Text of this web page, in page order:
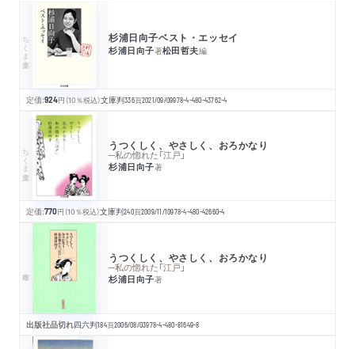
ちくま文庫 杉浦日向子ベスト・エッセイ
杉浦日向子著松田哲夫編
定価:924円 （10％税込）文庫判336頁2021/09/09978-4-480-43762-4
ちくま文庫 うつくしく、やさしく、おろかなり
─私の惚れた「江戸」
杉浦日向子著
定価:770円 （10％税込）文庫判240頁2009/11/10978-4-480-42660-4
うつくしく、やさしく、おろかなり
─私の惚れた「江戸」
杉浦日向子著
出版社品切れ四六判184頁2006/08/03978-4-480-81649-8